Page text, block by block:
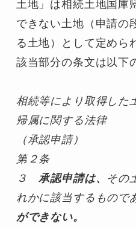
土地」は相続土地国庫
できない土地（申請の
る土地）として定めら
該当部分の条文は以下
相続等により取得した
帰属に関する法律
（承認申請）
第２条
３ 承認申請は、
その
れかに該当するもので
ができない。